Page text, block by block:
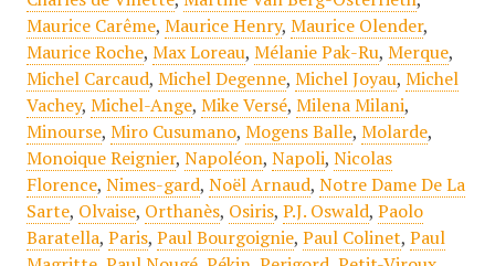
Maurice Carême, Maurice Henry, Maurice Olender,
Maurice Roche, Max Loreau, Mélanie Pak-Ru, Merque,
Michel Carcaud, Michel Degenne, Michel Joyau, Michel
Vachey, Michel-Ange, Mike Versé, Milena Milani,
Minourse, Miro Cusumano, Mogens Balle, Molarde,
Monoique Reignier, Napoléon, Napoli, Nicolas
Florence, Nimes-gard, Noël Arnaud, Notre Dame De La
Sarte, Olvaise, Orthanès, Osiris, P.J. Oswald, Paolo
Baratella, Paris, Paul Bourgoignie, Paul Colinet, Paul